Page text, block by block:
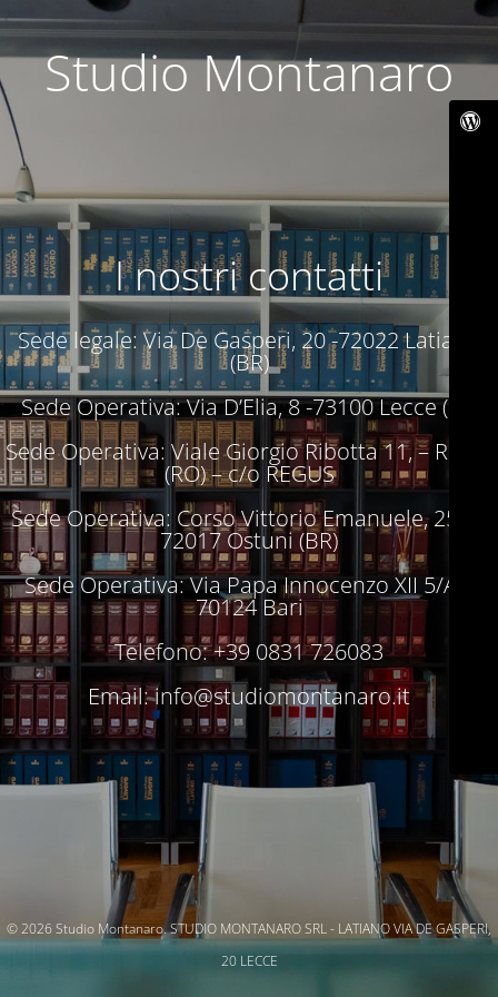
Studio Montanaro
I nostri contatti
Sede legale: Via De Gasperi, 20 -72022 Latiano
(BR)
Sede Operativa: Via D’Elia, 8 -73100 Lecce (LE)
Sede Operativa: Viale Giorgio Ribotta 11, – Roma
(RO) – c/o REGUS
Sede Operativa: Corso Vittorio Emanuele, 250 –
72017 Ostuni (BR)
Sede Operativa: Via Papa Innocenzo XII 5/A –
70124 Bari
Telefono: +39 0831 726083
Email:info@studiomontanaro.it
© 2026 Studio Montanaro. STUDIO MONTANARO SRL - LATIANO VIA DE GASPERI,
20 LECCE